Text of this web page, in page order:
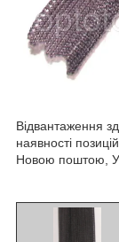
Відвантаження
наявності
Новою поштою,